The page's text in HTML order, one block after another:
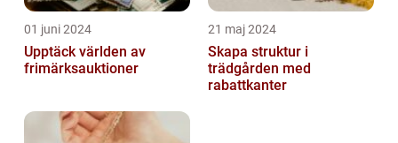
01 juni 2024
Upptäck världen av
frimärksauktioner
21 maj 2024
Skapa struktur i
trädgården med
rabattkanter